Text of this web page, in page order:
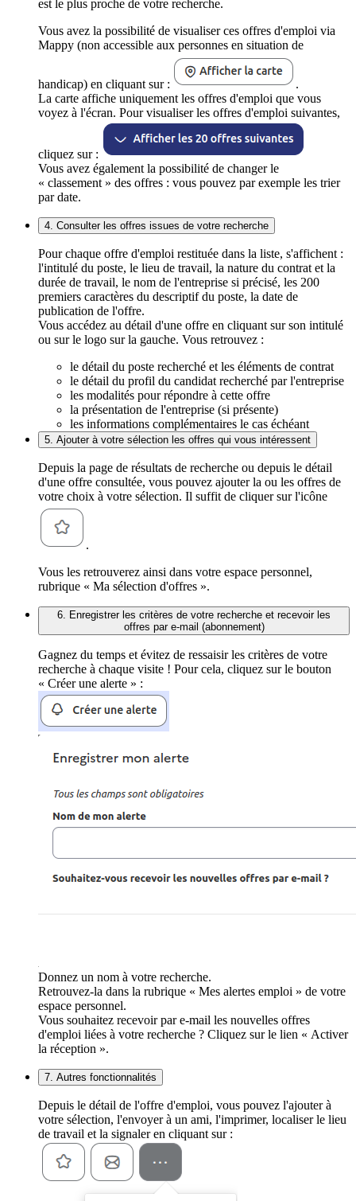
est le plus proche de votre recherche.
Vous avez la possibilité de visualiser ces offres d'emploi via
Mappy (non accessible aux personnes en situation de
handicap) en cliquant sur :
.
La carte affiche uniquement les offres d'emploi que vous
voyez à l'écran. Pour visualiser les offres d'emploi suivantes,
cliquez sur :
Vous avez également la possibilité de changer le
« classement » des offres : vous pouvez par exemple les trier
par date.
4. Consulter les offres issues de votre recherche
Pour chaque offre d'emploi restituée dans la liste, s'affichent :
l'intitulé du poste, le lieu de travail, la nature du contrat et la
durée de travail, le nom de l'entreprise si précisé, les 200
premiers caractères du descriptif du poste, la date de
publication de l'offre.
Vous accédez au détail d'une offre en cliquant sur son intitulé
ou sur le logo sur la gauche. Vous retrouvez :
le détail du poste recherché et les éléments de contrat
le détail du profil du candidat recherché par l'entreprise
les modalités pour répondre à cette offre
la présentation de l'entreprise (si présente)
les informations complémentaires le cas échéant
5. Ajouter à votre sélection les offres qui vous intéressent
Depuis la page de résultats de recherche ou depuis le détail
d'une offre consultée, vous pouvez ajouter la ou les offres de
votre choix à votre sélection. Il suffit de cliquer sur l'icône
.
Vous les retrouverez ainsi dans votre espace personnel,
rubrique « Ma sélection d'offres ».
6. Enregistrer les critères de votre recherche et recevoir les
offres par e-mail (abonnement)
Gagnez du temps et évitez de ressaisir les critères de votre
recherche à chaque visite ! Pour cela, cliquez sur le bouton
« Créer une alerte » :
Donnez un nom à votre recherche.
Retrouvez-la dans la rubrique « Mes alertes emploi » de votre
espace personnel.
Vous souhaitez recevoir par e-mail les nouvelles offres
d'emploi liées à votre recherche ? Cliquez sur le lien « Activer
la réception ».
7. Autres fonctionnalités
Depuis le détail de l'offre d'emploi, vous pouvez l'ajouter à
votre sélection, l'envoyer à un ami, l'imprimer, localiser le lieu
de travail et la signaler en cliquant sur :